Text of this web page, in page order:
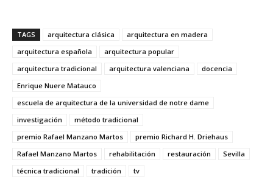
TAGS arquitectura clásica
arquitectura en madera
arquitectura española
arquitectura popular
arquitectura tradicional
arquitectura valenciana
docencia
Enrique Nuere Matauco
escuela de arquitectura de la universidad de notre dame
investigación
método tradicional
premio Rafael Manzano Martos
premio Richard H. Driehaus
Rafael Manzano Martos
rehabilitación restauración
Sevilla
técnica tradicional
tradición tv